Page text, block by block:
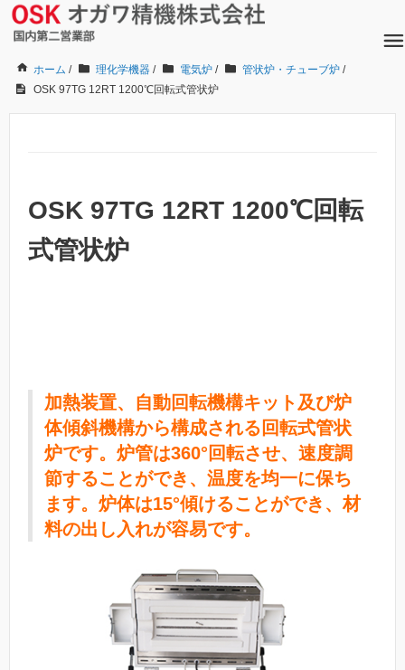
ホーム / 理化学機器 / 電気炉 / 管状炉・チューブ炉 /
OSK 97TG 12RT 1200℃回転式管状炉
OSK 97TG 12RT 1200℃回転
式管状炉
加熱装置、自動回転機構キット及び炉
体傾斜機構から構成される回転式管状
炉です。炉管は360°回転させ、速度調
節することができ、温度を均一に保ち
ます。炉体は15°傾けることができ、材
料の出し入れが容易です。